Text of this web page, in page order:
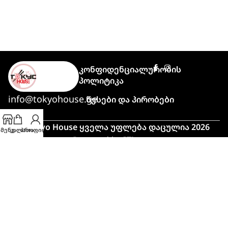
info@tokyohouse.ge
Კონფიდენციალურობის
Პოლიტიკა
Წესები Და Პირობები
© Tokyo House ყველა უფლება დაცულია 2026
Powered byITLover
მენუკალათა
პროფილი